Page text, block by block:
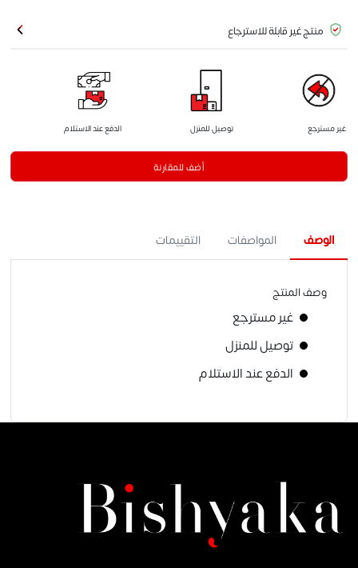
منتج غير قابلة للاسترجاع
غير مسترجع توصيل للمنزل الدفع عند الاستلام
أضف للمقارنة
الوصف المواصفات التقييمات
وصف المنتج
غير مسترجع
توصيل للمنزل
الدفع عند الاستلام